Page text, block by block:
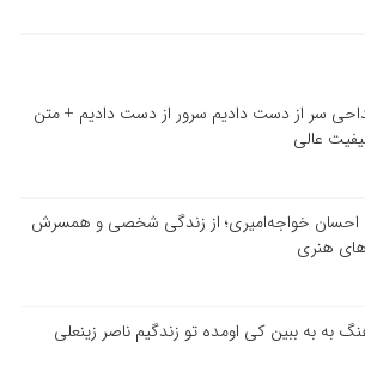
سر از دست دادیم سرور از دست دادیم + متن
عالی
احسان خواجه‌امیری؛ از زندگی شخصی و همسرش
هنری
به به ببین کی اومده تو زندگیم ناصر زینعلی